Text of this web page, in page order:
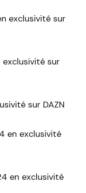
exclusivité sur
exclusivité sur
sur DAZN
en exclusivité
en exclusivité